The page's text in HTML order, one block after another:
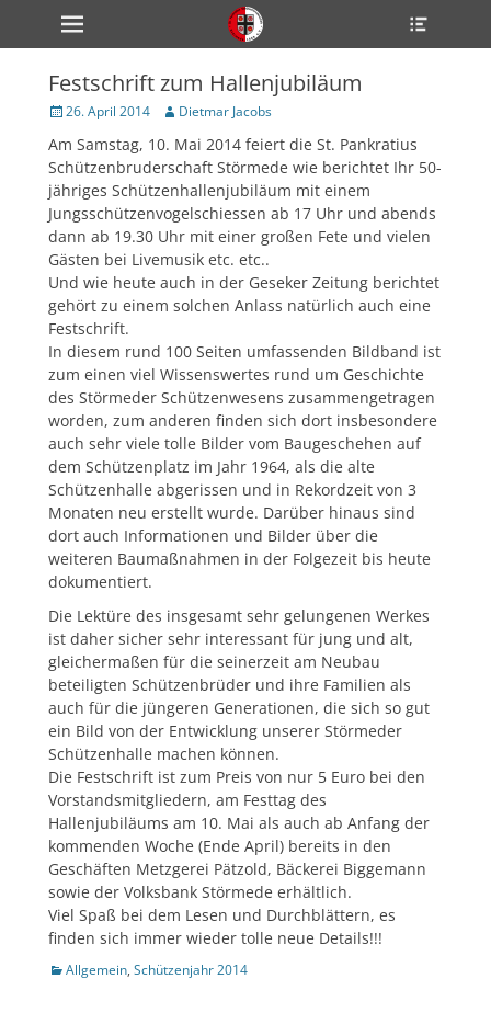
zum
Inhalt
Primärmenü
Festschrift zum Hallenjubiläum
Veröffentlicht
26. April 2014 Author
Dietmar Jacobs
Am Samstag, 10. Mai 2014 feiert die St. Pankratius
Schützenbruderschaft Störmede wie berichtet Ihr 50-
jähriges Schützenhallenjubiläum mit einem
Jungsschützenvogelschiessen ab 17 Uhr und abends
dann ab 19.30 Uhr mit einer großen Fete und vielen
Gästen bei Livemusik etc. etc..
Und wie heute auch in der Geseker Zeitung berichtet
gehört zu einem solchen Anlass natürlich auch eine
Festschrift.
In diesem rund 100 Seiten umfassenden Bildband ist
zum einen viel Wissenswertes rund um Geschichte
des Störmeder Schützenwesens zusammengetragen
worden, zum anderen finden sich dort insbesondere
auch sehr viele tolle Bilder vom Baugeschehen auf
dem Schützenplatz im Jahr 1964, als die alte
Schützenhalle abgerissen und in Rekordzeit von 3
Monaten neu erstellt wurde. Darüber hinaus sind
dort auch Informationen und Bilder über die
weiteren Baumaßnahmen in der Folgezeit bis heute
dokumentiert.
Die Lektüre des insgesamt sehr gelungenen Werkes
ist daher sicher sehr interessant für jung und alt,
gleichermaßen für die seinerzeit am Neubau
beteiligten Schützenbrüder und ihre Familien als
auch für die jüngeren Generationen, die sich so gut
ein Bild von der Entwicklung unserer Störmeder
Schützenhalle machen können.
Die Festschrift ist zum Preis von nur 5 Euro bei den
Vorstandsmitgliedern, am Festtag des
Hallenjubiläums am 10. Mai als auch ab Anfang der
kommenden Woche (Ende April) bereits in den
Geschäften Metzgerei Pätzold, Bäckerei Biggemann
sowie der Volksbank Störmede erhältlich.
Viel Spaß bei dem Lesen und Durchblättern, es
finden sich immer wieder tolle neue Details!!!
Kategorien
Allgemein, Schützenjahr 2014